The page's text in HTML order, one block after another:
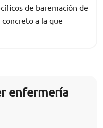
de baremación de
a la que
enfermería